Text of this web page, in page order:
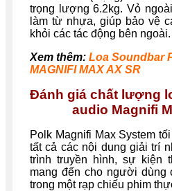
trọng lượng 6.2kg. Vỏ
làm từ nhựa, giúp bảo vệ
khỏi các tác động bên ngoài.
Xem thêm: Loa Soundbar
MAGNIFI MAX AX SR
Đánh giá chất lượng
audio Magnifi
Polk Magnifi Max System
tất cả các nội dung giải trí
trình truyền hình, sự kiện
mang đến cho người dùng
trong một rạp chiếu phim